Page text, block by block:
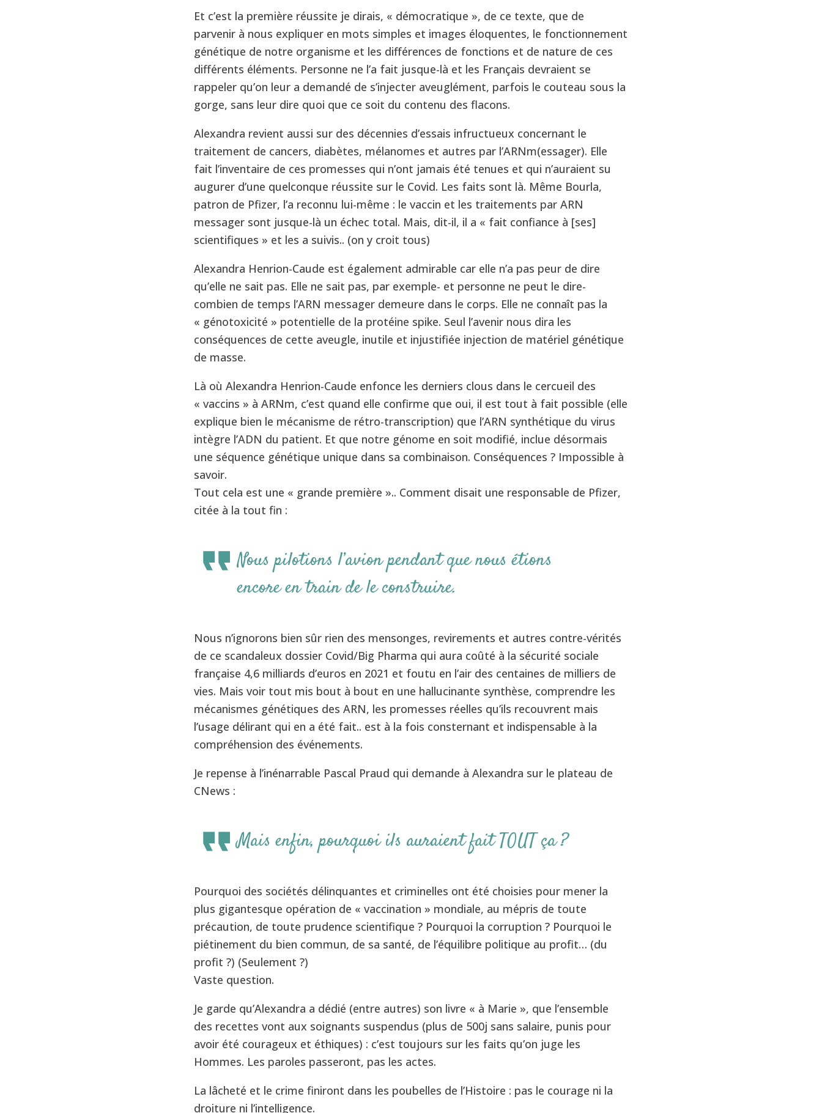
Et c’est la première réussite je dirais, « démocratique », de ce texte, que de
parvenir à nous expliquer en mots simples et images éloquentes, le fonctionnement
génétique de notre organisme et les différences de fonctions et de nature de ces
différents éléments. Personne ne l’a fait jusque-là et les Français devraient se
rappeler qu’on leur a demandé de s’injecter aveuglément, parfois le couteau sous la
gorge, sans leur dire quoi que ce soit du contenu des flacons.
Alexandra revient aussi sur des décennies d’essais infructueux concernant le
traitement de cancers, diabètes, mélanomes et autres par l’ARNm(essager). Elle
fait l’inventaire de ces promesses qui n’ont jamais été tenues et qui n’auraient su
augurer d’une quelconque réussite sur le Covid. Les faits sont là. Même Bourla,
patron de Pfizer, l’a reconnu lui-même : le vaccin et les traitements par ARN
messager sont jusque-là un échec total. Mais, dit-il, il a « fait confiance à [ses]
scientifiques » et les a suivis.. (on y croit tous)
Alexandra Henrion-Caude est également admirable car elle n’a pas peur de dire
qu’elle ne sait pas. Elle ne sait pas, par exemple- et personne ne peut le dire-
combien de temps l’ARN messager demeure dans le corps. Elle ne connaît pas la
« génotoxicité » potentielle de la protéine spike. Seul l’avenir nous dira les
conséquences de cette aveugle, inutile et injustifiée injection de matériel génétique
de masse.
Là où Alexandra Henrion-Caude enfonce les derniers clous dans le cercueil des
« vaccins » à ARNm, c’est quand elle confirme que oui, il est tout à fait possible (elle
explique bien le mécanisme de rétro-transcription) que l’ARN synthétique du virus
intègre l’ADN du patient. Et que notre génome en soit modifié, inclue désormais
une séquence génétique unique dans sa combinaison. Conséquences ? Impossible à
savoir.
Tout cela est une « grande première ».. Comment disait une responsable de Pfizer,
citée à la tout fin :
Nous pilotions l’avion pendant que nous étions
encore en train de le construire.
Nous n’ignorons bien sûr rien des mensonges, revirements et autres contre-vérités
de ce scandaleux dossier Covid/Big Pharma qui aura coûté à la sécurité sociale
française 4,6 milliards d’euros en 2021 et foutu en l’air des centaines de milliers de
vies. Mais voir tout mis bout à bout en une hallucinante synthèse, comprendre les
mécanismes génétiques des ARN, les promesses réelles qu’ils recouvrent mais
l’usage délirant qui en a été fait.. est à la fois consternant et indispensable à la
compréhension des événements.
Je repense à l’inénarrable Pascal Praud qui demande à Alexandra sur le plateau de
CNews :
Mais enfin, pourquoi ils auraient fait TOUT ça ?
Pourquoi des sociétés délinquantes et criminelles ont été choisies pour mener la
plus gigantesque opération de « vaccination » mondiale, au mépris de toute
précaution, de toute prudence scientifique ? Pourquoi la corruption ? Pourquoi le
piétinement du bien commun, de sa santé, de l’équilibre politique au profit… (du
profit ?) (Seulement ?)
Vaste question.
Je garde qu’Alexandra a dédié (entre autres) son livre « à Marie », que l’ensemble
des recettes vont aux soignants suspendus (plus de 500j sans salaire, punis pour
avoir été courageux et éthiques) : c’est toujours sur les faits qu’on juge les
Hommes. Les paroles passeront, pas les actes.
La lâcheté et le crime finiront dans les poubelles de l’Histoire : pas le courage ni la
droiture ni l’intelligence.